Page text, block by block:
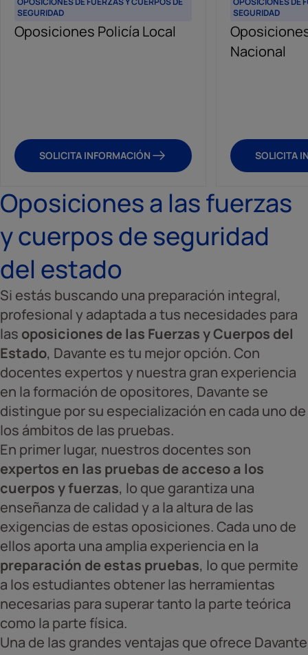
SEGURIDAD
Oposiciones Policía Local
SOLICITA INFORMACIÓN
SEGURIDAD
Nacional
SOLICITA
Oposiciones a las fuerzas
y cuerpos de seguridad
del estado
Si estás buscando una preparación integral,
profesional y adaptada a tus necesidades para
las oposiciones de las Fuerzas y Cuerpos del
Estado, Davante es tu mejor opción. Con
docentes expertos y nuestra gran experiencia
en la formación de opositores, Davante se
distingue por su especialización en cada uno de
los ámbitos de las pruebas.
En primer lugar, nuestros docentes son
expertos en las pruebas de acceso a los
cuerpos y fuerzas, lo que garantiza una
enseñanza de calidad y a la altura de las
exigencias de estas oposiciones. Cada uno de
ellos aporta una amplia experiencia en la
preparación de estas pruebas, lo que permite
a los estudiantes obtener las herramientas
necesarias para superar tanto la parte teórica
como la parte física.
Una de las grandes ventajas que ofrece Davante